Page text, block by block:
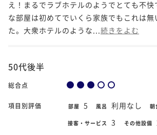
え！まるでラブホテルのようでとても不快
な部屋は初めてでいくら家族でもこれは無
た。大衆ホテルのような... 続きをよむ
50代後半
総合点
項目別評価 部屋 5 風呂 利用なし 朝
接客・サービス 3 その他設備